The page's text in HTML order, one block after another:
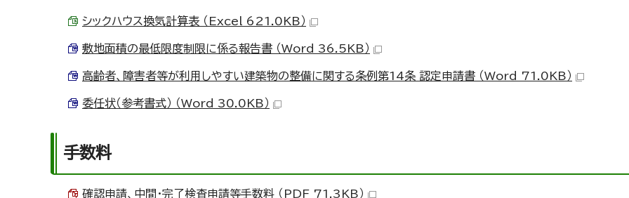
シックハウス換気計算表 （Excel 621.0KB）
敷地面積の最低限度制限に係る報告書 （Word 36.5KB）
高齢者、障害者等が利用しやすい建築物の整備に関する条例第14条 認定申請書 （Word 71.0KB）
委任状（参考書式） （Word 30.0KB）
手数料
確認申請、中間・完了検査申請等手数料 （PDF 71.3KB）